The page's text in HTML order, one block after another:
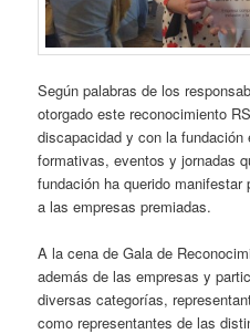
Según palabras de los
otorgado este reconocimiento
discapacidad y con la
formativas, eventos y jornadas
fundación ha querido
a las empresas premiadas.
A la cena de Gala de
además de las empresas y
diversas categorías,
como representantes de las